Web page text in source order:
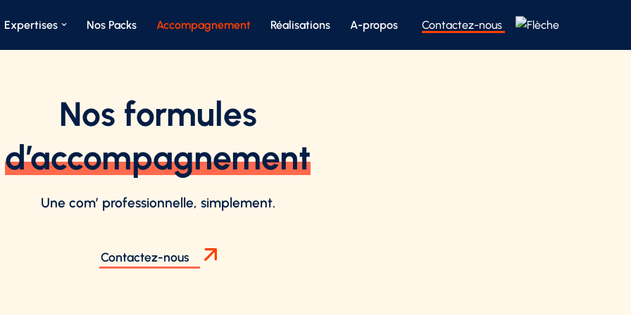
Expertises Nos Packs Accompagnement Réalisations A-propos Contactez-nous
Nos formules
d’accompagnement
Une com’ professionnelle, simplement.
Contactez-nous